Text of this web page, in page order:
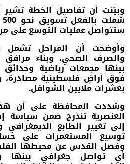
وبيّنت أن تفاصيل الخطة تشير
ستتواصل عمليات التوسع على
وأوضحت أن المراحل تشمل
والصرف الصحي، وبناء
بينها مجمعات رياضية
فوق أراضٍ فلسطينية مصادرة،
بعشرات ملايين الشواقل.
وشددت المحافظة على أن
العنصرية تندرج ضمن سياسة
إلى تغيير الطابع الديمغرافي
توسيع المستعمرات على
وفصل القدس عن محيطها
أي تواصل جغرافي بينها